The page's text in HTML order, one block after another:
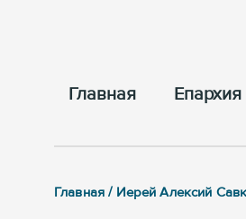
Главная Епархия
Главная / Иерей Алексий